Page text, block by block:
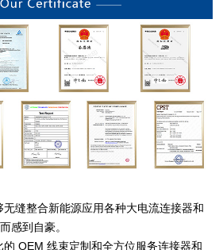
缝整合新能源应用各种大电流连接器和
感到自豪。
OEM 线束定制和全方位服务连接器和